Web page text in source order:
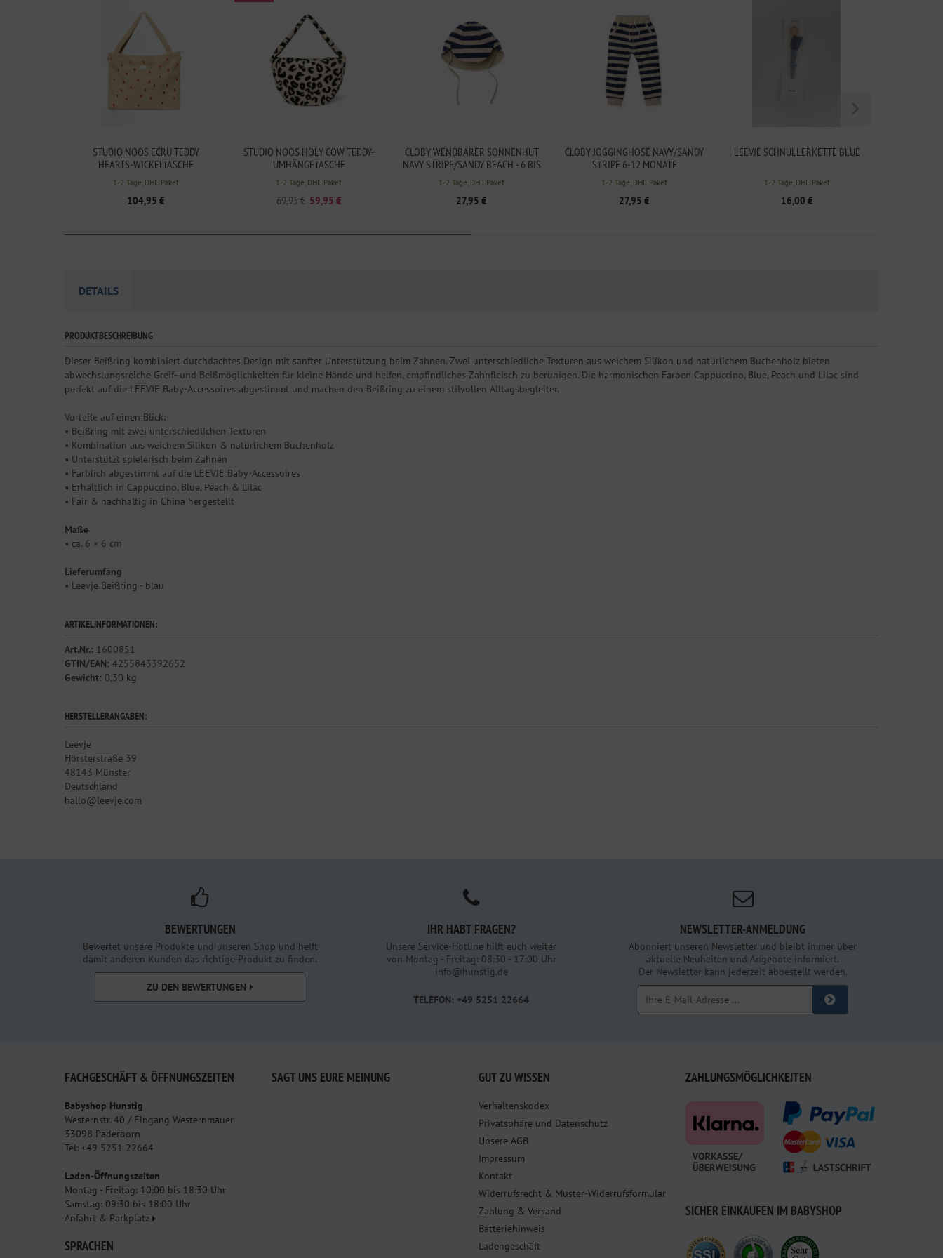
STUDIO NOOS ECRU TEDDY
HEARTS-WICKELTASCHE
1-2 Tage, DHL Paket
104,95 €
STUDIO NOOS HOLY COW TEDDY-
UMHÄNGETASCHE
1-2 Tage, DHL Paket
69,95 € 59,95 €
CLOBY WENDBARER SONNENHUT
NAVY STRIPE/SANDY BEACH - 6 BIS
18 MONATE
1-2 Tage, DHL Paket
27,95 €
CLOBY JOGGINGHOSE NAVY/SANDY
STRIPE 6-12 MONATE
1-2 Tage, DHL Paket
27,95 €
LEEVJE SCHNULLERKETTE BLUE
1-2 Tage, DHL Paket
16,00 €
DETAILS
PRODUKTBESCHREIBUNG
Dieser Beißring kombiniert durchdachtes Design mit sanfter Unterstützung beim Zahnen. Zwei unterschiedliche Texturen aus weichem Silikon und natürlichem Buchenholz bieten
abwechslungsreiche Greif- und Beißmöglichkeiten für kleine Hände und helfen, empfindliches Zahnfleisch zu beruhigen. Die harmonischen Farben Cappuccino, Blue, Peach und Lilac sind
perfekt auf die LEEVJE Baby-Accessoires abgestimmt und machen den Beißring zu einem stilvollen Alltagsbegleiter.
Vorteile auf einen Blick:
• Beißring mit zwei unterschiedlichen Texturen
• Kombination aus weichem Silikon & natürlichem Buchenholz
• Unterstützt spielerisch beim Zahnen
• Farblich abgestimmt auf die LEEVJE Baby-Accessoires
• Erhältlich in Cappuccino, Blue, Peach & Lilac
• Fair & nachhaltig in China hergestellt
Maße
• ca. 6 × 6 cm
Lieferumfang
• Leevje Beißring - blau
ARTIKELINFORMATIONEN:
Art.Nr.: 1600851
GTIN/EAN: 4255843392652
Gewicht: 0,30 kg
HERSTELLERANGABEN:
Leevje
Hörsterstraße 39
48143 Münster
Deutschland
hallo@leevje.com
BEWERTUNGEN
Bewertet unsere Produkte und unseren Shop und helft
damit anderen Kunden das richtige Produkt zu finden.
ZU DEN BEWERTUNGEN
IHR HABT FRAGEN?
Unsere Service-Hotline hilft euch weiter
von Montag - Freitag: 08:30 - 17:00 Uhr
info@hunstig.de
TELEFON: +49 5251 22664
NEWSLETTER-ANMELDUNG
Abonniert unseren Newsletter und bleibt immer über
aktuelle Neuheiten und Angebote informiert.
Der Newsletter kann jederzeit abbestellt werden.
FACHGESCHÄFT & ÖFFNUNGSZEITEN
Babyshop Hunstig
Westernstr. 40 / Eingang Westernmauer
33098 Paderborn
Tel: +49 5251 22664
Laden-Öffnungszeiten
Montag - Freitag: 10:00 bis 18:30 Uhr
Samstag: 09:30 bis 18:00 Uhr
Anfahrt & Parkplatz
SPRACHEN
SAGT UNS EURE MEINUNG GUT ZU WISSEN
Verhaltenskodex
Privatsphäre und Datenschutz
Unsere AGB
Impressum
Kontakt
Widerrufsrecht & Muster-Widerrufsformular
Zahlung & Versand
Batteriehinweis
Ladengeschäft
ZAHLUNGSMÖGLICHKEITEN
SICHER EINKAUFEN IM BABYSHOP